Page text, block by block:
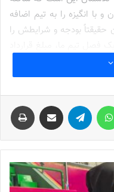
با انگیزه را به تیم اضافه
حقیقتاً بودجه و شرایطش را